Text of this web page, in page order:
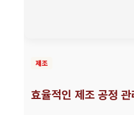
제조
효율적인 제조 공정